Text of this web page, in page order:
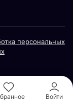
персональных
Войти